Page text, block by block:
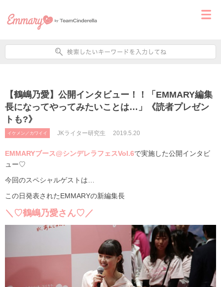
【鶴嶋乃愛】公開インタビュー！！「EMMARY編集
長になってやってみたいことは…」《読者プレゼン
トも?》
イケメン／カワイイ JKライター研究生 2019.5.20
EMMARYブース@シンデレラフェスVol.6で実施した公開インタビ
ュー♡
今回のスペシャルゲストは…
この日発表されたEMMARYの新編集長
＼♡鶴嶋乃愛さん♡／